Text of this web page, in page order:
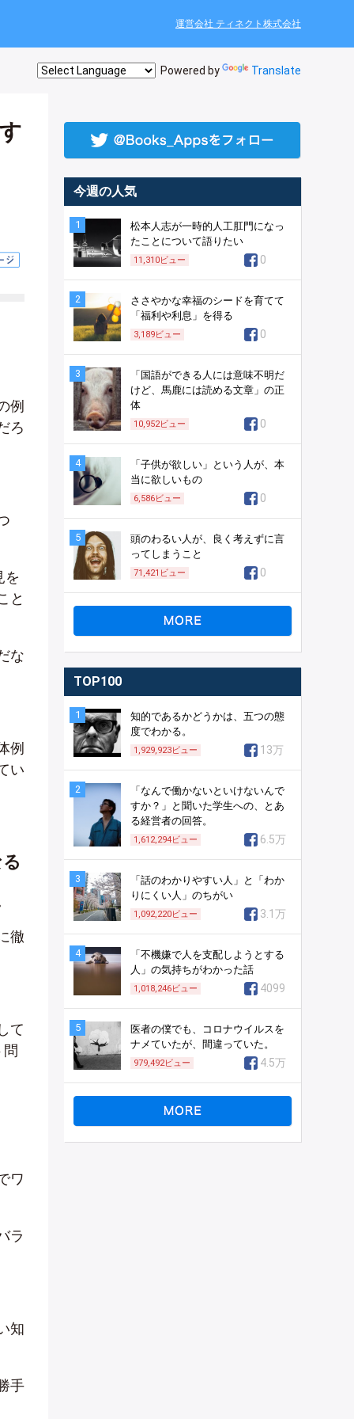
運営会社 ティネクト株式会社
Powered by Translate
例
ろ
を
と
な
例
い
徹
て
問
ワ
ラ
知
手
今週の人気
1
松本人志が一時的人工肛門になっ
たことについて語りたい
11,310ビュー 0
2
ささやかな幸福のシードを育てて
「福利や利息」を得る
3,189ビュー 0
3
「国語ができる人には意味不明だ
けど、馬鹿には読める文章」の正
体
10,952ビュー 0
4
「子供が欲しい」という人が、本
当に欲しいもの
6,586ビュー 0
5
頭のわるい人が、良く考えずに言
ってしまうこと
71,421 ビュー 0
TOP100
1
知的であるかどうかは、五つの態
度でわかる。
1,929,923ビュー 13万
2
「なんで働かないといけないんで
すか？」と聞いた学生への、とあ
る経営者の回答。
1,612,294ビュー 6.5万
3
「話のわかりやすい人」と「わか
りにくい人」のちがい
1,092,220ビュー 3.1万
4
「不機嫌で人を支配しようとする
人」の気持ちがわかった話
1,018,246ビュー 4099
5
医者の僕でも、コロナウイルスを
ナメていたが、間違っていた。
979,492ビュー 4.5万